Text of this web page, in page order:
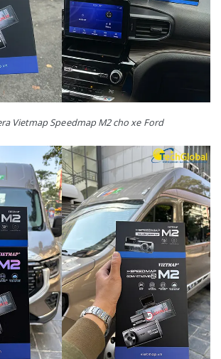
Vietmap Speedmap M2 cho xe Ford